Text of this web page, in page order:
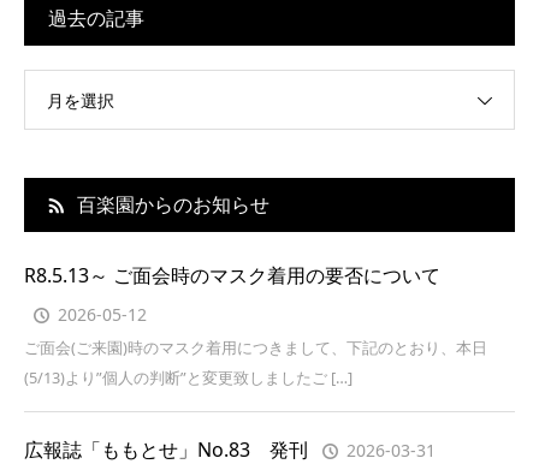
過去の記事
月を選択
百楽園からのお知らせ
R8.5.13～ ご面会時のマスク着用の要否について
2026-05-12
ご面会(ご来園)時のマスク着用につきまして、下記のとおり、本日
(5/13)より”個人の判断”と変更致しましたご […]
広報誌「ももとせ」No.83 発刊 2026-03-31